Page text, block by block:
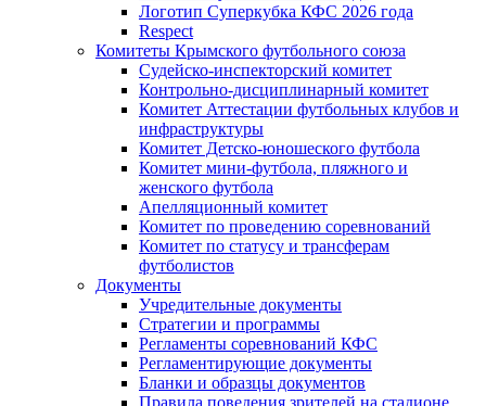
Логотип Суперкубка КФС 2026 года
Respect
Комитеты Крымского футбольного союза
Судейско-инспекторский комитет
Контрольно-дисциплинарный комитет
Комитет Аттестации футбольных клубов и
инфраструктуры
Комитет Детско-юношеского футбола
Комитет мини-футбола, пляжного и
женского футбола
Апелляционный комитет
Комитет по проведению соревнований
Комитет по статусу и трансферам
футболистов
Документы
Учредительные документы
Стратегии и программы
Регламенты соревнований КФС
Регламентирующие документы
Бланки и образцы документов
Правила поведения зрителей на стадионе